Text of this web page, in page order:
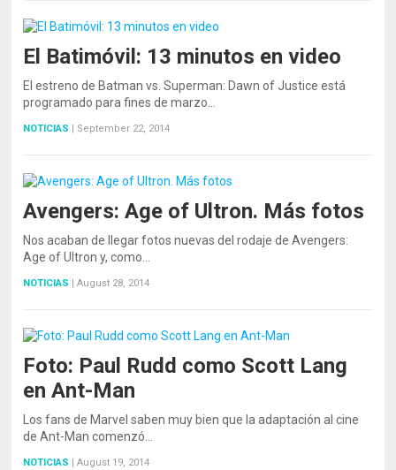
El Batimóvil: 13 minutos en video
El estreno de Batman vs. Superman: Dawn of Justice está
programado para fines de marzo…
NOTICIAS September 22, 2014
Avengers: Age of Ultron. Más fotos
Nos acaban de llegar fotos nuevas del rodaje de Avengers:
Age of Ultron y, como…
NOTICIAS August 28, 2014
Foto: Paul Rudd como Scott Lang
en Ant-Man
Los fans de Marvel saben muy bien que la adaptación al cine
de Ant-Man comenzó…
NOTICIAS August 19, 2014